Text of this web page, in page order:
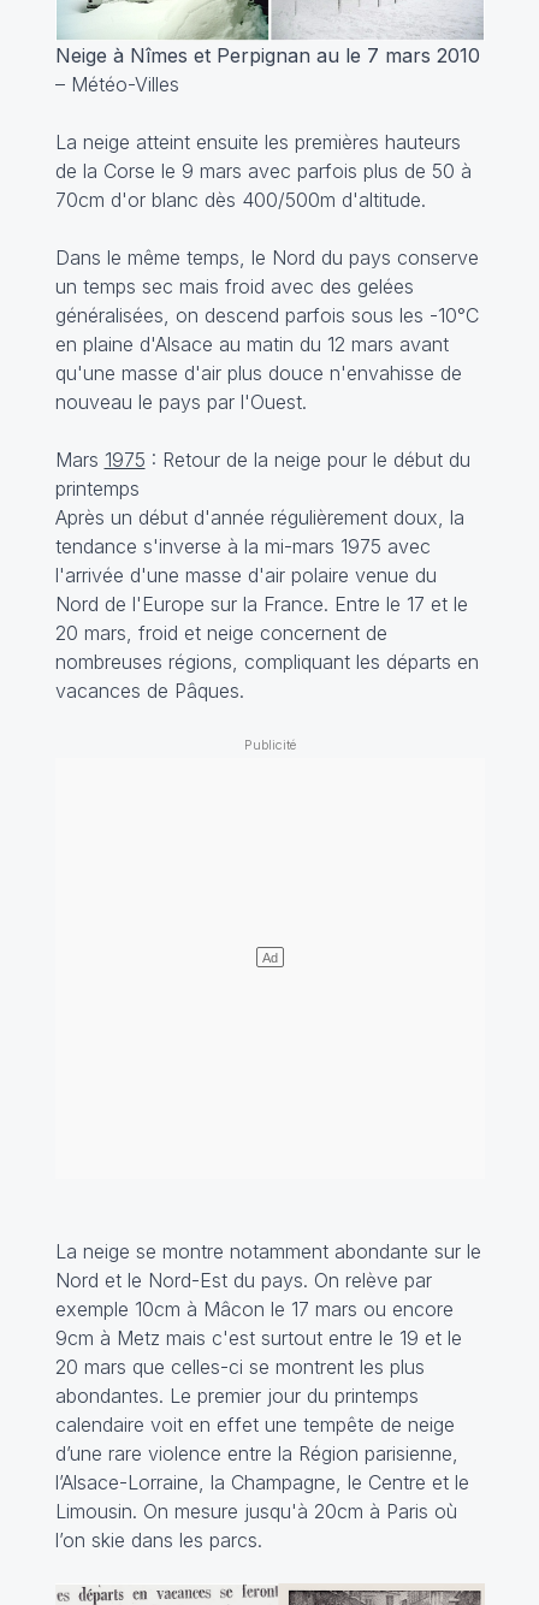
Neige à Nîmes et Perpignan au le 7 mars 2010
– Météo-Villes
La neige atteint ensuite les premières hauteurs
de la Corse le 9 mars avec parfois plus de 50 à
70cm d'or blanc dès 400/500m d'altitude.
Dans le même temps, le Nord du pays conserve
un temps sec mais froid avec des gelées
généralisées, on descend parfois sous les -10°C
en plaine d'Alsace au matin du 12 mars avant
qu'une masse d'air plus douce n'envahisse de
nouveau le pays par l'Ouest.
Mars 1975 : Retour de la neige pour le début du
printemps
Après un début d'année régulièrement doux, la
tendance s'inverse à la mi-mars 1975 avec
l'arrivée d'une masse d'air polaire venue du
Nord de l'Europe sur la France. Entre le 17 et le
20 mars, froid et neige concernent de
nombreuses régions, compliquant les départs en
vacances de Pâques.
La neige se montre notamment abondante sur le
Nord et le Nord-Est du pays. On relève par
exemple 10cm à Mâcon le 17 mars ou encore
9cm à Metz mais c'est surtout entre le 19 et le
20 mars que celles-ci se montrent les plus
abondantes. Le premier jour du printemps
calendaire voit en effet une tempête de neige
d’une rare violence entre la Région parisienne,
l’Alsace-Lorraine, la Champagne, le Centre et le
Limousin. On mesure jusqu'à 20cm à Paris où
l’on skie dans les parcs.